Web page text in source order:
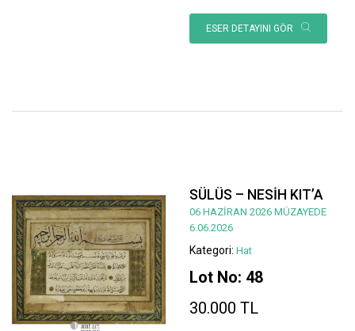
ESER DETAYINI GÖR
SÜLÜS – NESİH KIT’A
06 HAZİRAN 2026 MÜZAYEDE
6.06.2026
Kategori: Hat
Lot No: 48
30.000 TL